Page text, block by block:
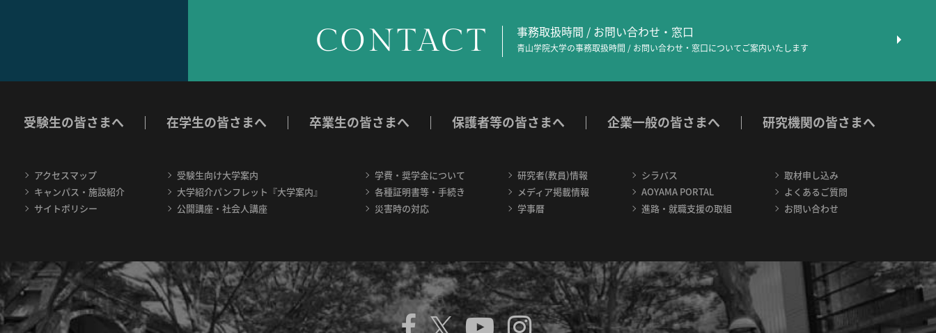
CONTACT 事務取扱時間 / お問い合わせ・窓口
青山学院大学の事務取扱時間 / お問い合わせ・窓口についてご案内いたします
受験生の皆さまへ 在学生の皆さまへ 卒業生の皆さまへ 保護者等の皆さまへ 企業一般の皆さまへ 研究機関の皆さまへ
アクセスマップ
キャンパス・施設紹介
サイトポリシー
受験生向け大学案内
大学紹介パンフレット『大学案内』
公開講座・社会人講座
学費・奨学金について
各種証明書等・手続き
災害時の対応
研究者(教員)情報
メディア掲載情報
学事暦
シラバス
AOYAMA PORTAL
進路・就職支援の取組
取材申し込み
よくあるご質問
お問い合わせ